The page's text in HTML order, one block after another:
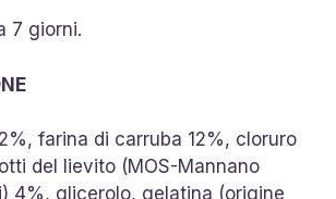
7 giorni.
farina di carruba 12%, cloruro
del lievito (MOS-Mannano
4%, glicerolo, gelatina (origine